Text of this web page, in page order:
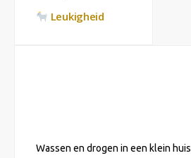
Leukigheid
Wassen en drogen in een klein huis